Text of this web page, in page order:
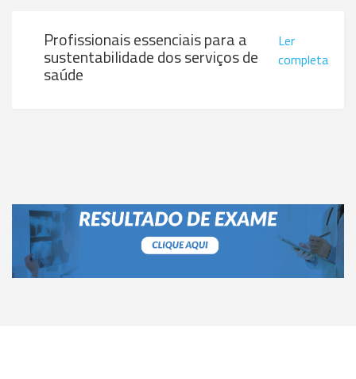
Profissionais essenciais para a
sustentabilidade dos serviços de
saúde
Ler
completa